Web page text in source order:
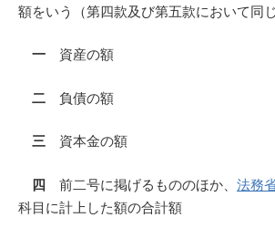
額をいう（第四款及び第五款において同じ
一 資産の額
二 負債の額
三 資本金の額
四 前二号に掲げるもののほか、 法務
科目に計上した額の合計額